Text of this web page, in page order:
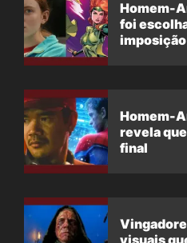
Homem-
foi
Homem-
revela
final
visuais